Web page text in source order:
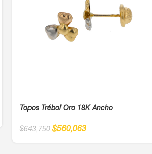
Topos Trébol Oro 18K Ancho
$643,750 $560,063